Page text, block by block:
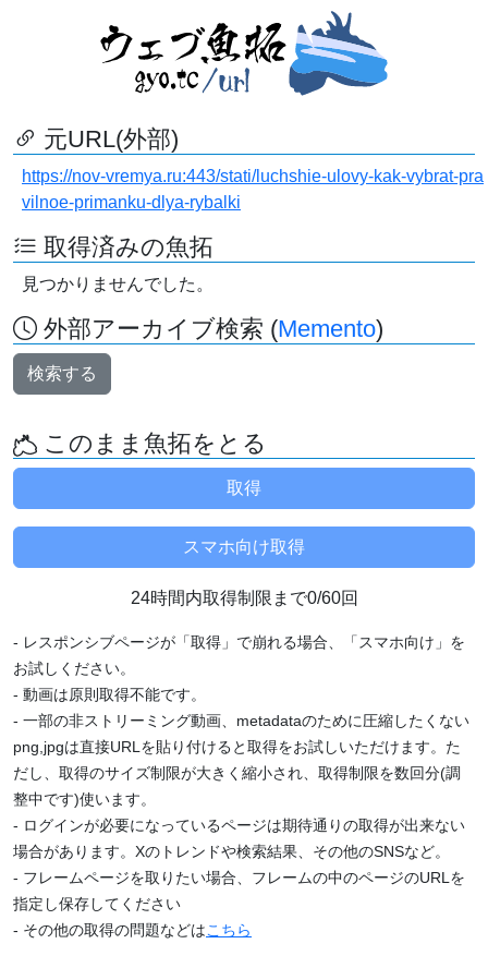
元URL(外部)
https://nov-vremya.ru:443/stati/luchshie-ulovy-kak-vybrat-pra
vilnoe-primanku-dlya-rybalki
取得済みの魚拓
見つかりませんでした。
外部アーカイブ検索 (Memento)
検索する
このまま魚拓をとる
24時間内取得制限まで0/60回
- レスポンシブページが「取得」で崩れる場合、「スマホ向け」を
お試しください。
- 動画は原則取得不能です。
- 一部の非ストリーミング動画、metadataのために圧縮したくない
png,jpgは直接URLを貼り付けると取得をお試しいただけます。た
だし、取得のサイズ制限が大きく縮小され、取得制限を数回分(調
整中です)使います。
- ログインが必要になっているページは期待通りの取得が出来ない
場合があります。Xのトレンドや検索結果、その他のSNSなど。
- フレームページを取りたい場合、フレームの中のページのURLを
指定し保存してください
- その他の取得の問題などはこちら